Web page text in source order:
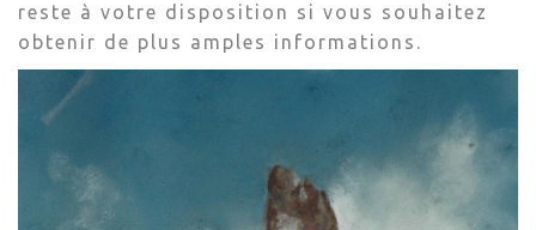
reste à votre disposition si vous souhaitez
obtenir de plus amples informations.